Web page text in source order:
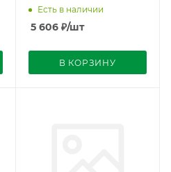
Есть в наличии
5 606₽/шт
В КОРЗИНУ